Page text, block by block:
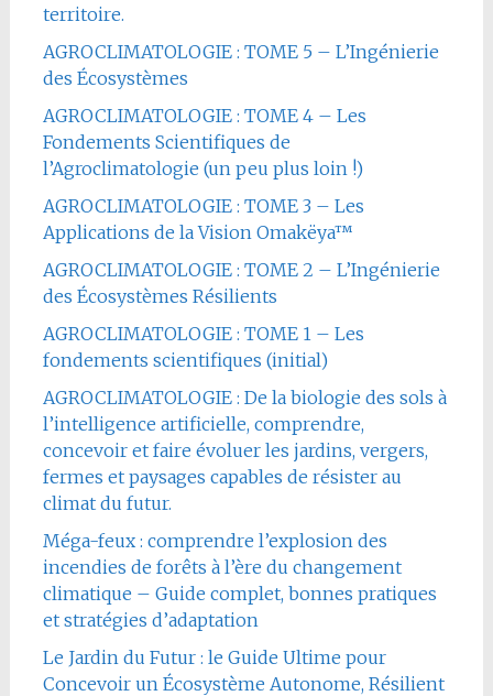
territoire.
AGROCLIMATOLOGIE : TOME 5 – L’Ingénierie
des Écosystèmes
AGROCLIMATOLOGIE : TOME 4 – Les
Fondements Scientifiques de
l’Agroclimatologie (un peu plus loin !)
AGROCLIMATOLOGIE : TOME 3 – Les
Applications de la Vision Omakëya™
AGROCLIMATOLOGIE : TOME 2 – L’Ingénierie
des Écosystèmes Résilients
AGROCLIMATOLOGIE : TOME 1 – Les
fondements scientifiques (initial)
AGROCLIMATOLOGIE : De la biologie des sols à
l’intelligence artificielle, comprendre,
concevoir et faire évoluer les jardins, vergers,
fermes et paysages capables de résister au
climat du futur.
Méga-feux : comprendre l’explosion des
incendies de forêts à l’ère du changement
climatique – Guide complet, bonnes pratiques
et stratégies d’adaptation
Le Jardin du Futur : le Guide Ultime pour
Concevoir un Écosystème Autonome, Résilient